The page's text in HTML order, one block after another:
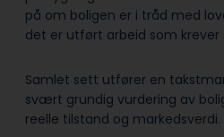
på om boligen er i tråd med
det er utført arbeid som krever
Samlet sett utfører en
svært grundig vurdering av
reelle tilstand og markedsverdi.